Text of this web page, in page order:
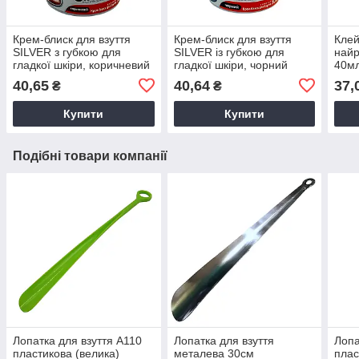
Крем-блиск для взуття
SILVER з губкою для
гладкої шкіри, коричневий
40,65 ₴
Купити
Крем-блиск для взуття
SILVER із губкою для
гладкої шкіри, чорний
40,64₴
Купити
Подібні товари компанії
Лопатка для взуття А110
пластикова (велика)
Лопатка для взуття
металева 30см